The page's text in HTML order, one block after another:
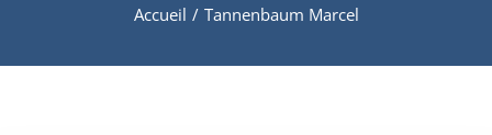
Accueil / Tannenbaum Marcel